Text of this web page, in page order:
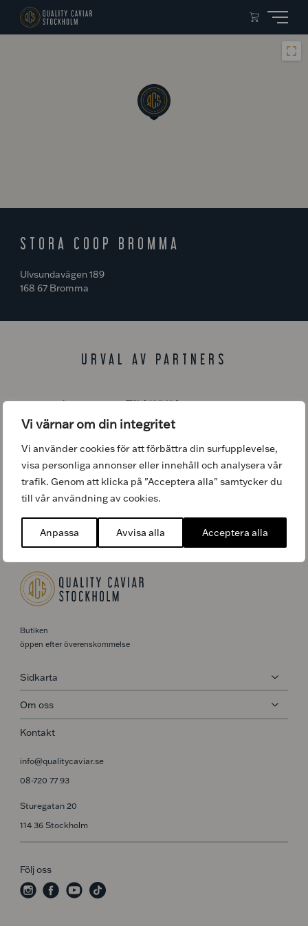
Vi värnar om din integritet
Vi använder cookies för att förbättra din surfupplevelse,
visa personliga annonser eller innehåll och analysera vår
trafik. Genom att klicka på "Acceptera alla" samtycker du
till vår användning av cookies.
Anpassa Avvisa alla Acceptera alla
STORA COOP BROMMA
Ulvsundavägen 189
168 67 Bromma
URVAL AV PARTNERS
Butiken
öppen efter överenskommelse
Sidkarta
Om oss
Kontakt
info@qualitycaviar.se
08-720 77 93
Sturegatan 20
114 36 Stockholm
Följ oss
i
f
y
t